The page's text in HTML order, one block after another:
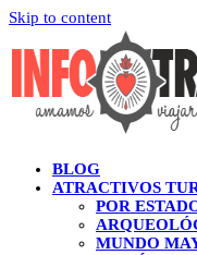
Skip to content
BLOG
ATRACTIVOS
POR
MUNDO